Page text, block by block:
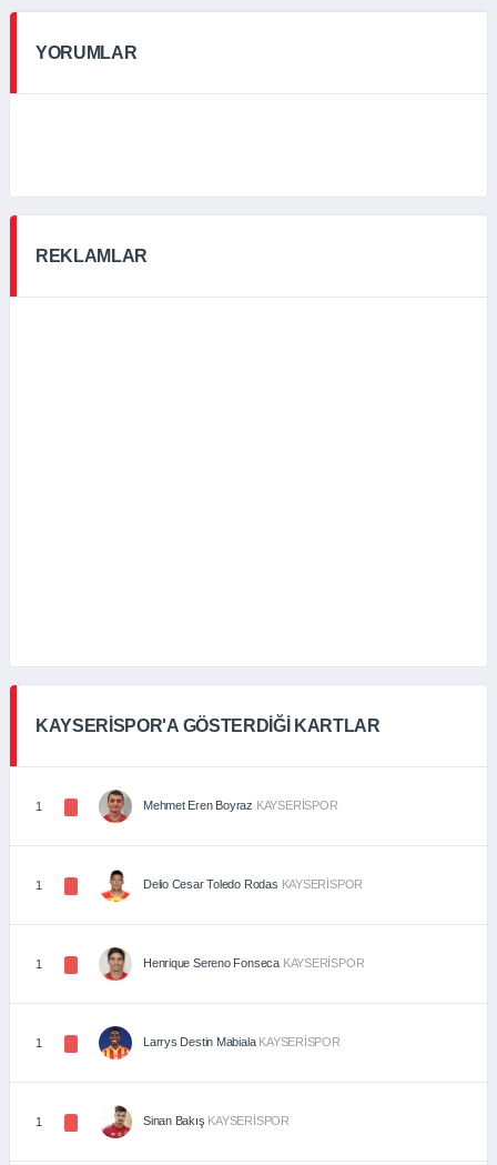
YORUMLAR
REKLAMLAR
KAYSERİSPOR'A GÖSTERDİĞİ KARTLAR
1 Mehmet Eren Boyraz KAYSERİSPOR
1 Delio Cesar Toledo Rodas KAYSERİSPOR
1 Henrique Sereno FonsecaKAYSERİSPOR
1 Larrys Destin MabialaKAYSERİSPOR
1 Sinan Bakış KAYSERİSPOR